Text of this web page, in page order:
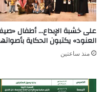
على خشبة الإبداع… أطفال
العنود» يكتبون الحكاية
منذ ساعتين